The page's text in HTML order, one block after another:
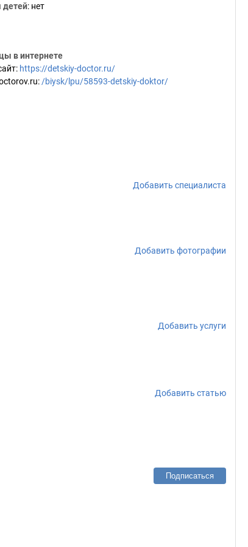
детей: нет
в интернете
: https://detskiy-doctor.ru/
: /biysk/lpu/58593-detskiy-doktor/
Добавить специалиста
Добавить фотографии
Добавить услуги
Добавить статью
Подписаться